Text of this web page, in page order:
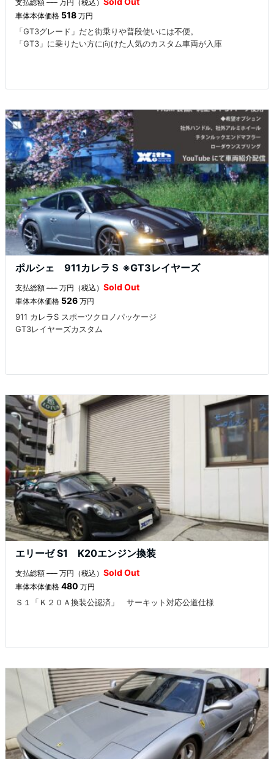
支払総額 --- 万円（税込）
車体本体価格 518 万円
「GT3グレード」だと街乗りや普段使いには不便。
「GT3」に乗りたい方に向けた人気のカスタム車両が入庫
ポルシェ 911カレラＳ ※GT3レイヤーズ
支払総額 --- 万円（税込） Sold Out
車体本体価格 526 万円
911 カレラS スポーツクロノパッケージ
GT3レイヤーズカスタム
エリーゼ S1 K20エンジン換装
支払総額 --- 万円（税込） Sold Out
車体本体価格 480 万円
Ｓ１「Ｋ２０Ａ換装公認済」 サーキット対応公道仕様